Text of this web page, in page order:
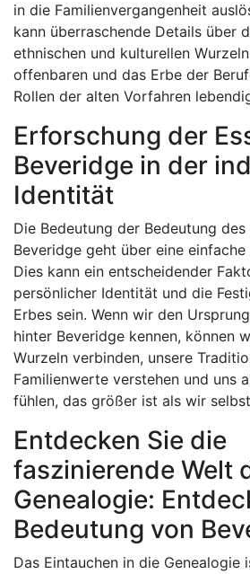
in die Familienvergangenheit
kann überraschende Details über
ethnischen und kulturellen
offenbaren und das Erbe der
Rollen der alten Vorfahren
Erforschung der
Beveridge in der
Identität
Die Bedeutung der Bedeutung des
Beveridge geht über eine einfache
Dies kann ein entscheidender
persönlicher Identität und die
Erbes sein. Wenn wir den
hinter Beveridge kennen, können
Wurzeln verbinden, unsere
Familienwerte verstehen und uns
fühlen, das größer ist als wir
Entdecken Sie die
faszinierende Welt
Genealogie:
Bedeutung von
Das Eintauchen in die Genealogie